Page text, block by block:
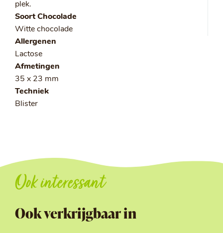
plek.
Soort Chocolade
Witte chocolade
Allergenen
Lactose
Afmetingen
35 x 23 mm
Techniek
Blister
Ook interessant
Ook verkrijgbaar in